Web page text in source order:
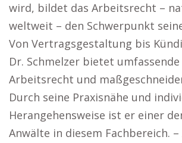
wird, bildet das Arbeitsrecht –
weltweit – den Schwerpunkt
Von Vertragsgestaltung bis
Dr. Schmelzer bietet
Arbeitsrecht und
Durch seine Praxisnähe und
Herangehensweise ist er einer
Anwälte in diesem Fachbereich. –